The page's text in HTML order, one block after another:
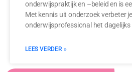
onderwijspraktijk en –beleid en is
Met kennis uit onderzoek verbeter
onderwijsprofessional het dagelijks
LEES VERDER »